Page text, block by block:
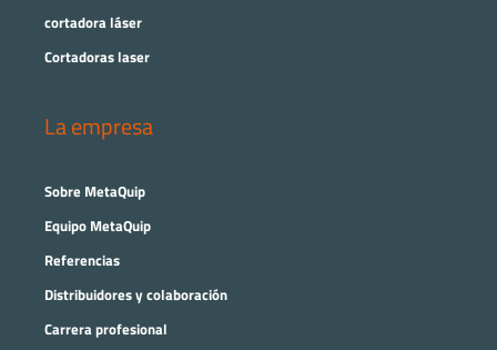
cortadora láser
Cortadoras laser
La empresa
Sobre MetaQuip
Equipo MetaQuip
Referencias
Distribuidores y colaboración
Carrera profesional